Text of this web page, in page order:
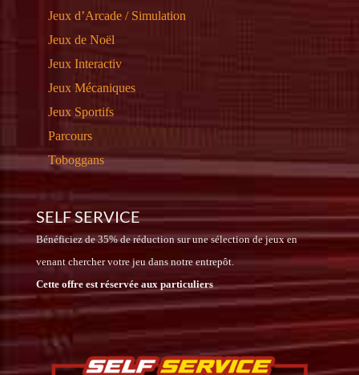
Jeux d’Arcade / Simulation
Jeux de Noël
Jeux Interactiv
Jeux Mécaniques
Jeux Sportifs
Parcours
Toboggans
SELF SERVICE
Bénéficiez de 35% de réduction sur une sélection de jeux en
venant chercher votre jeu dans notre entrepôt.
Cette offre est réservée aux particuliers